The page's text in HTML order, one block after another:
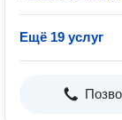
Ещё 19 услуг